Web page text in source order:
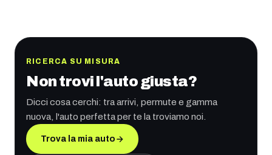
RICERCA SU MISURA
Non trovi l'auto giusta?
Dicci cosa cerchi: tra arrivi, permute e gamma
nuova, l'auto perfetta per te la troviamo noi.
Trova la mia auto